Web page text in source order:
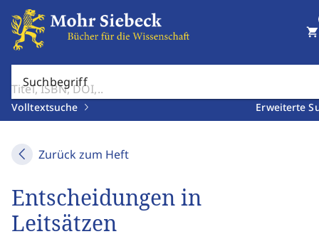
Suchbegriff
Volltextsuche Erweiterte
shopping_cart
Zurück zum Heft
Entscheidungen in
Leitsätzen